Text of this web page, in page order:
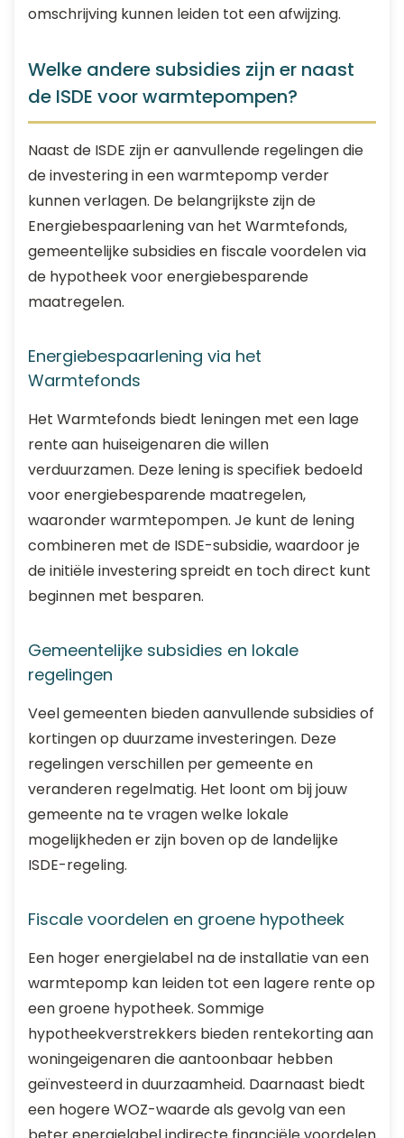
omschrijving kunnen leiden tot een afwijzing.
Welke andere subsidies zijn er naast
de ISDE voor warmtepompen?
Naast de ISDE zijn er aanvullende regelingen die
de investering in een warmtepomp verder
kunnen verlagen. De belangrijkste zijn de
Energiebespaarlening van het Warmtefonds,
gemeentelijke subsidies en fiscale voordelen via
de hypotheek voor energiebesparende
maatregelen.
Energiebespaarlening via het
Warmtefonds
Het Warmtefonds biedt leningen met een lage
rente aan huiseigenaren die willen
verduurzamen. Deze lening is specifiek bedoeld
voor energiebesparende maatregelen,
waaronder warmtepompen. Je kunt de lening
combineren met de ISDE-subsidie, waardoor je
de initiële investering spreidt en toch direct kunt
beginnen met besparen.
Gemeentelijke subsidies en lokale
regelingen
Veel gemeenten bieden aanvullende subsidies of
kortingen op duurzame investeringen. Deze
regelingen verschillen per gemeente en
veranderen regelmatig. Het loont om bij jouw
gemeente na te vragen welke lokale
mogelijkheden er zijn boven op de landelijke
ISDE-regeling.
Fiscale voordelen en groene hypotheek
Een hoger energielabel na de installatie van een
warmtepomp kan leiden tot een lagere rente op
een groene hypotheek. Sommige
hypotheekverstrekkers bieden rentekorting aan
woningeigenaren die aantoonbaar hebben
geïnvesteerd in duurzaamheid. Daarnaast biedt
een hogere WOZ-waarde als gevolg van een